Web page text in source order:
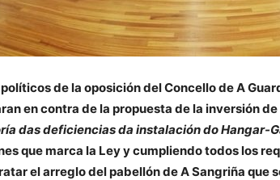
de la oposición del Concello de A
en contra de la propuesta de la inversión
das deficiencias da instalación do Hangar-
que marca la Ley y cumpliendo todos los
el arreglo del pabellón de A Sangriña que